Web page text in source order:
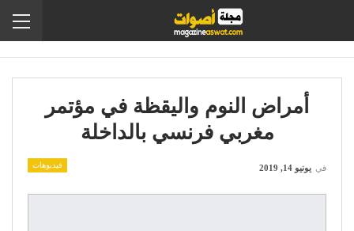
أمراض النوم واليقظة في مؤتمر
مغربي فرنسي بالداخلة
فيديوهات في يونيو 14, 2019